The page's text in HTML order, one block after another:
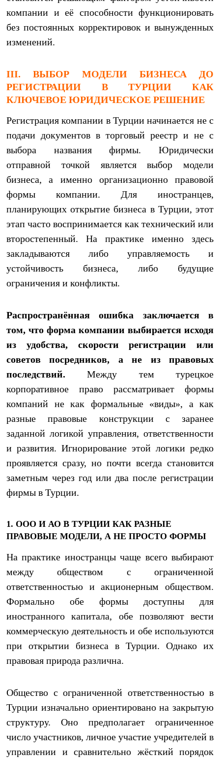
компании и её способности функционировать
без постоянных корректировок и вынужденных
изменений.
III. ВЫБОР МОДЕЛИ БИЗНЕСА ДО
РЕГИСТРАЦИИ В ТУРЦИИ КАК
КЛЮЧЕВОЕ ЮРИДИЧЕСКОЕ РЕШЕНИЕ
Регистрация компании в Турции начинается не с
подачи документов в торговый реестр и не с
выбора названия фирмы. Юридически
отправной точкой является выбор модели
бизнеса, а именно организационно правовой
формы компании. Для иностранцев,
планирующих открытие бизнеса в Турции, этот
этап часто воспринимается как технический или
второстепенный. На практике именно здесь
закладываются либо управляемость и
устойчивость бизнеса, либо будущие
ограничения и конфликты.
Распространённая ошибка заключается в
том, что форма компании выбирается исходя
из удобства, скорости регистрации или
советов посредников, а не из правовых
последствий. Между тем турецкое
корпоративное право рассматривает формы
компаний не как формальные «виды», а как
разные правовые конструкции с заранее
заданной логикой управления, ответственности
и развития. Игнорирование этой логики редко
проявляется сразу, но почти всегда становится
заметным через год или два после регистрации
фирмы в Турции.
1. ООО И АО В ТУРЦИИ КАК РАЗНЫЕ
ПРАВОВЫЕ МОДЕЛИ, А НЕ ПРОСТО ФОРМЫ
На практике иностранцы чаще всего выбирают
между обществом с ограниченной
ответственностью и акционерным обществом.
Формально обе формы доступны для
иностранного капитала, обе позволяют вести
коммерческую деятельность и обе используются
при открытии бизнеса в Турции. Однако их
правовая природа различна.
Общество с ограниченной ответственностью в
Турции изначально ориентировано на закрытую
структуру. Оно предполагает ограниченное
число участников, личное участие учредителей в
управлении и сравнительно жёсткий порядок